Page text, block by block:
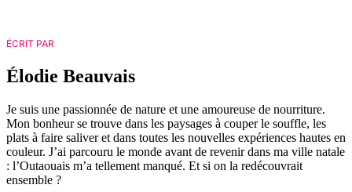
ÉCRIT PAR
Élodie Beauvais
Je suis une passionnée de nature et une amoureuse de nourriture.
Mon bonheur se trouve dans les paysages à couper le souffle, les
plats à faire saliver et dans toutes les nouvelles expériences hautes en
couleur. J’ai parcouru le monde avant de revenir dans ma ville natale
: l’Outaouais m’a tellement manqué. Et si on la redécouvrait
ensemble ?